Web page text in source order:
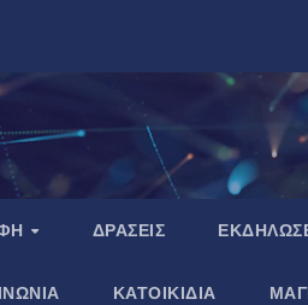
ΔΡΑΣΕΙΣ
ΚΑΤΟΙΚΙΔΙΑ